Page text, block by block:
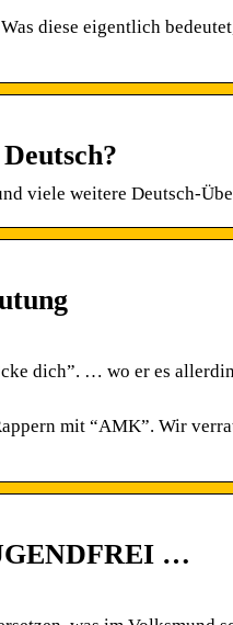
diese eigentlich
viele weitere Deutsch-
dich”. … wo er es
mit “AMK”. Wir
…